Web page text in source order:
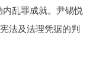
乱罪成就。尹锡悦
法及法理凭据的判